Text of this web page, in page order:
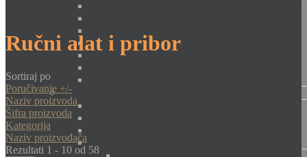
Ručni alat i pribor
Sortiraj po
Poručivanje +/-
Naziv proizvoda
Šifra proizvoda
Kategorija
Naziv proizvođača
Rezultati 1 - 10 od 58